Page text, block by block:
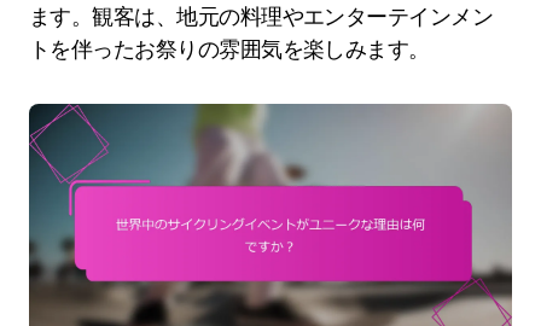
ます。観客は、地元の料理やエンターテインメン
トを伴ったお祭りの雰囲気を楽しみます。